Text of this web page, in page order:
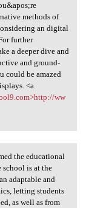
methods of
an digital
further
a deeper dive and
and ground-
could be amazed
<a
ww
the educational
school is at the
adaptable and
letting students
as well as from